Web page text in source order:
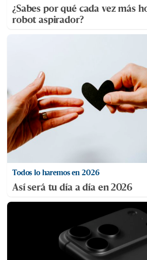
¿Sabes por qué cada vez más
robot aspirador?
Todos lo haremos en 2026
Así será tu día a día en 2026